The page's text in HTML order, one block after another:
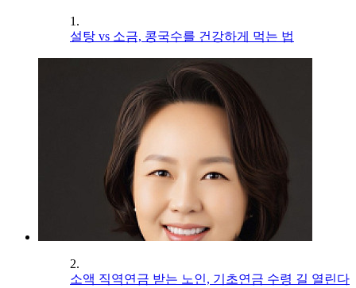
1.
설탕 vs 소금, 콩국수를 건강하게 먹는 법
2.
소액 직역연금 받는 노인, 기초연금 수령 길 열린다